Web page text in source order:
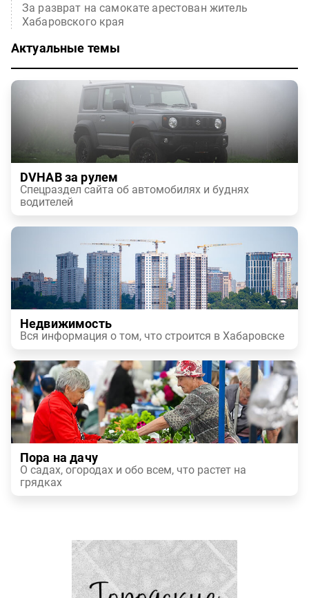
За разврат на самокате арестован житель
Хабаровского края
Актуальные темы
DVHAB за рулем
Спецраздел сайта об автомобилях и буднях
водителей
Недвижимость
Вся информация о том, что строится в Хабаровске
Пора на дачу
О садах, огородах и обо всем, что растет на
грядках